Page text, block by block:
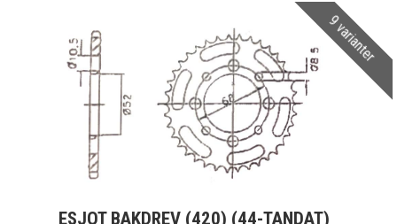
VÄLJ MOPED FÖR RÄTT DELAR
När du valt kommer butiken visa delar för vald moped
9 varianter
ESJOT BAKDREV (420) (44-TANDAT)